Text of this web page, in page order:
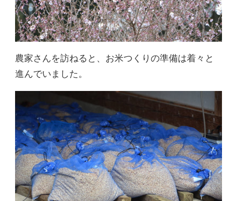
農家さんを訪ねると、お米つくりの準備は着々と
進んでいました。